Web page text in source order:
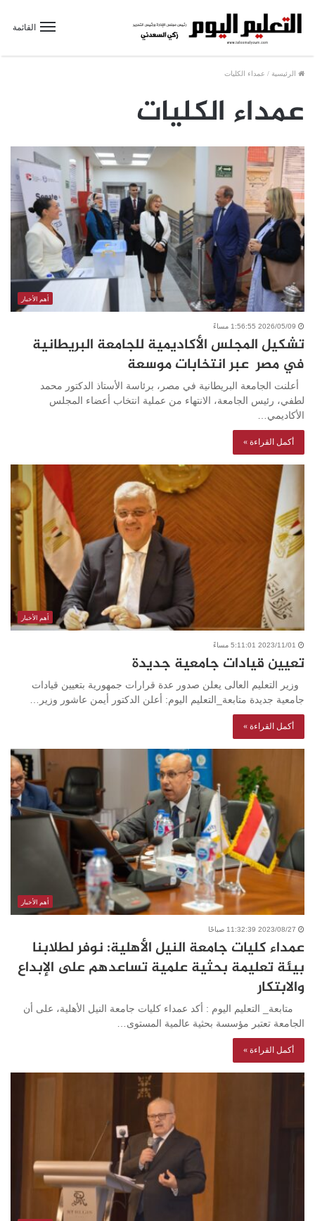
القائمة
الرئيسية / عمداء الكليات
عمداء الكليات
أهم الأخبار
2026/05/09 1:56:55 مساءً
تشكيل المجلس الأكاديمية للجامعة البريطانية
في مصر عبر انتخابات موسعة
أعلنت الجامعة البريطانية في مصر، برئاسة الأستاذ الدكتور محمد
لطفي، رئيس الجامعة، الانتهاء من عملية انتخاب أعضاء المجلس
الأكاديمي…
أكمل القراءة »
أهم الأخبار
2023/11/01 5:11:01 مساءً
تعيين قيادات جامعية جديدة
وزير التعليم العالى يعلن صدور عدة قرارات جمهورية بتعيين قيادات
جامعية جديدة متابعة_التعليم اليوم: أعلن الدكتور أيمن عاشور وزير…
أكمل القراءة »
أهم الأخبار
2023/08/27 11:32:39 صباحًا
عمداء كليات جامعة النيل الأهلية: نوفر لطلابنا
بيئة تعليمة بحثية علمية تساعدهم على الإبداع
والابتكار
متابعة_ التعليم اليوم : أكد عمداء كليات جامعة النيل الأهلية، على أن
الجامعة تعتبر مؤسسة بحثية عالمية المستوى…
أكمل القراءة »